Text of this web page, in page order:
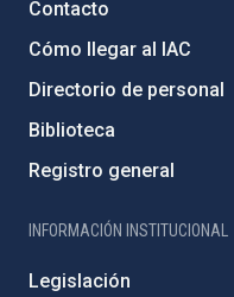
Contacto
Cómo llegar al IAC
Directorio de personal
Biblioteca
Registro general
INFORMACIÓN INSTITUCIONAL
Legislación